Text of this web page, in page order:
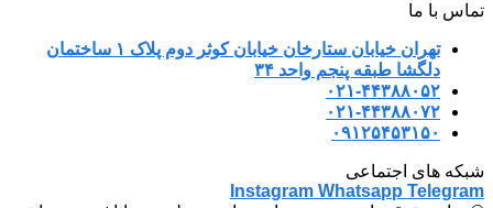
تماس با ما
تهران خیابان ستارخان خیابان کوثر دوم پلاک ۱ ساختمان
دلگشا طبقه پنجم واحد ۳۴
۰۲۱-۴۴۳۸۸۰۵۲
۰۲۱-۴۴۳۸۸۰۷۲
۰۹۱۲۵۴۵۳۱۵۰
شبکه های اجتماعی
Instagram Whatsapp Telegram